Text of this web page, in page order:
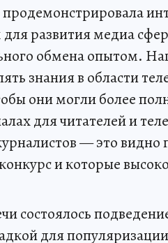
развития медиа
обмена опытом.
знания в области
они могли более
для читателей и
— это
и которые
состоялось
для